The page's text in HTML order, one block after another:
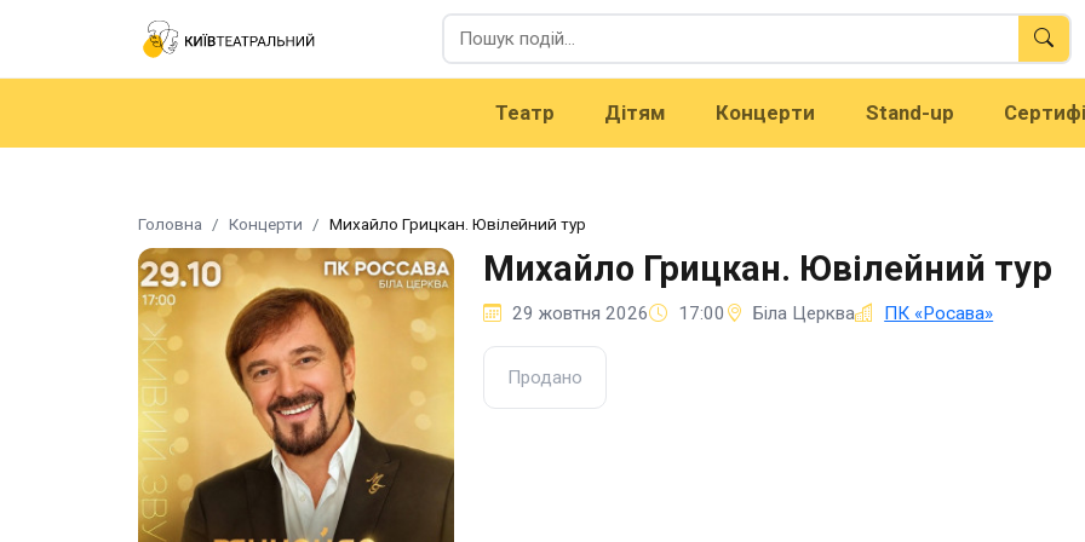
Театр Дітям Концерти Stand-up
Головна Концерти Михайло Грицкан. Ювілейний тур
Михайло Грицкан. Ювілейний тур
29 жовтня 2026 17:00 Біла Церква ПК «Росава»
Продано